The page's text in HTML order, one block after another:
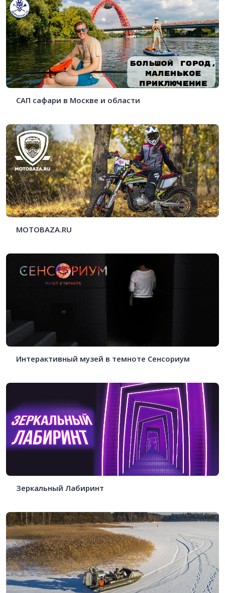
САП сафари в Москве и области
MOTOBAZA.RU
Интерактивный музей в темноте Сенсориум
Зеркальный Лабиринт